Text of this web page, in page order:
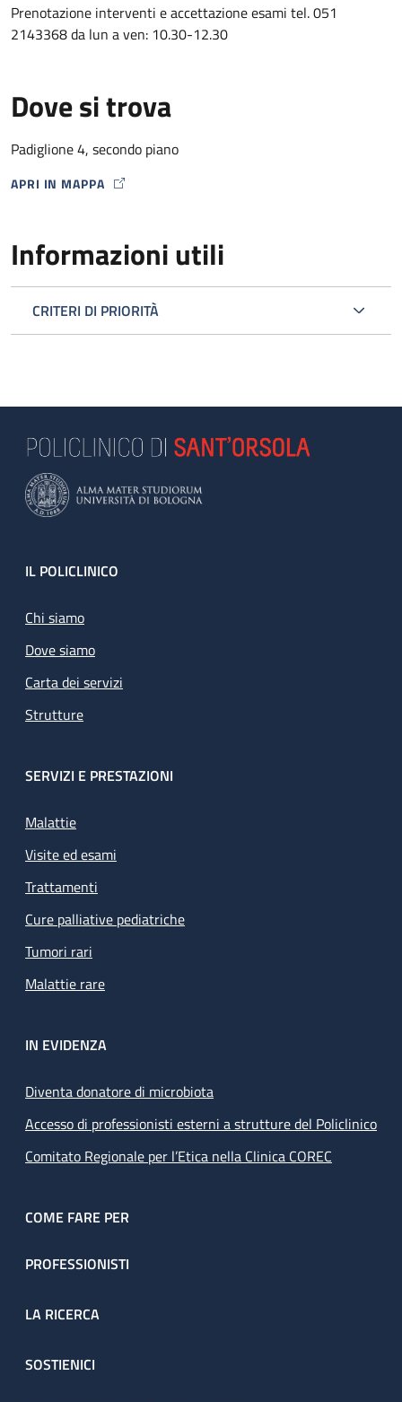
Prenotazione interventi e accettazione esami tel. 051
2143368 da lun a ven: 10.30-12.30
Dove si trova
Padiglione 4, secondo piano
APRI IN MAPPA
MAP ICON
Informazioni utili
CRITERI DI PRIORITÀ
Footer
IL POLICLINICO
Chi siamo
Dove siamo
Carta dei servizi
Strutture
SERVIZI E PRESTAZIONI
Malattie
Visite ed esami
Trattamenti
Cure palliative pediatriche
Tumori rari
Malattie rare
IN EVIDENZA
Diventa donatore di microbiota
Accesso di professionisti esterni a strutture del Policlinico
Comitato Regionale per l’Etica nella Clinica COREC
COME FARE PER
PROFESSIONISTI
LA RICERCA
SOSTIENICI